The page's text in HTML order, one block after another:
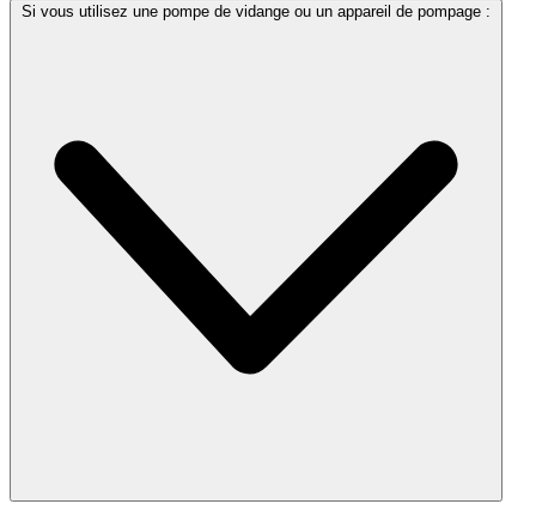
Si vous utilisez une pompe de vidange ou un appareil de pompage :